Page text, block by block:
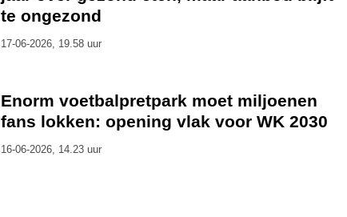
te ongezond
17-06-2026, 19.58 uur
Enorm voetbalpretpark moet miljoenen
fans lokken: opening vlak voor WK 2030
16-06-2026, 14.23 uur